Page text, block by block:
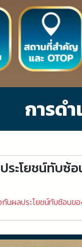
การด
ะโยชน์ทับซ้
กันผลประโยชน์ทับซ้อนข